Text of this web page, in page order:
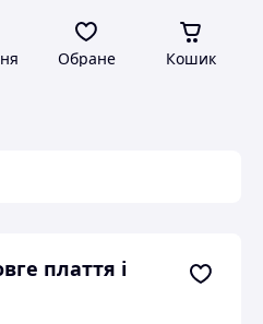
Обране Кошик
плаття і